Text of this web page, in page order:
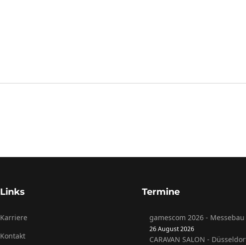
Links
Karriere
Kontakt
Termine
gamescom 2026 -
26 August 2026
CARAVAN SALON -